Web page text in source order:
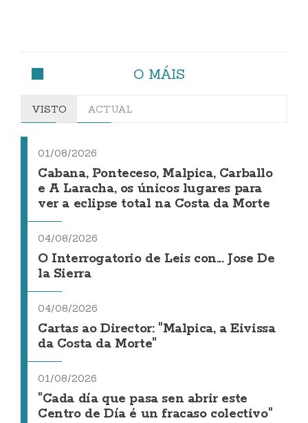
O MÁIS
VISTO ACTUAL
01/08/2026
Cabana, Ponteceso, Malpica, Carballo
e A Laracha, os únicos lugares para
ver a eclipse total na Costa da Morte
04/08/2026
O Interrogatorio de Leis con... Jose De
la Sierra
04/08/2026
Cartas ao Director: "Malpica, a Eivissa
da Costa da Morte"
01/08/2026
"Cada día que pasa sen abrir este
Centro de Día é un fracaso colectivo"